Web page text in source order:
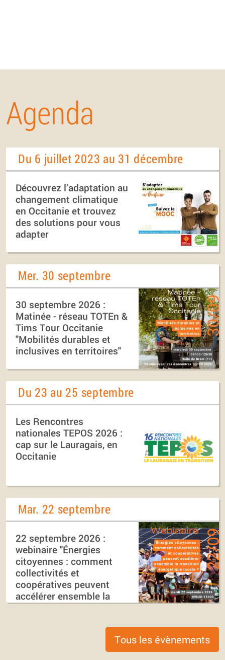
Agenda
Du 6 juillet 2023 au 31 décembre
Découvrez l’adaptation au
changement climatique
en Occitanie et trouvez
des solutions pour vous
adapter
Mer. 30 septembre
30 septembre 2026 :
Matinée - réseau TOTEn &
Tims Tour Occitanie
"Mobilités durables et
inclusives en territoires"
Du 23 au 25 septembre
Les Rencontres
nationales TEPOS 2026 :
cap sur le Lauragais, en
Occitanie
Mar. 22 septembre
22 septembre 2026 :
webinaire "Énergies
citoyennes : comment
collectivités et
coopératives peuvent
accélérer ensemble la
transition énergétique
Tous les évènements